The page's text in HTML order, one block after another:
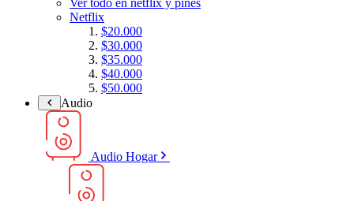
Netflix
$20.000
$30.000
$35.000
$40.000
$50.000
Audio
Audio Hogar